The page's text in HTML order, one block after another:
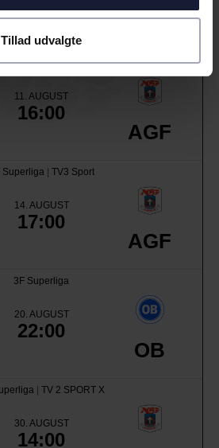
Tillad udvalgte